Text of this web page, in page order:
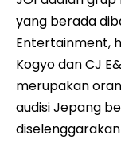
yang berada
Entertainment,
Kogyo dan CJ
merupakan
audisi Jepang